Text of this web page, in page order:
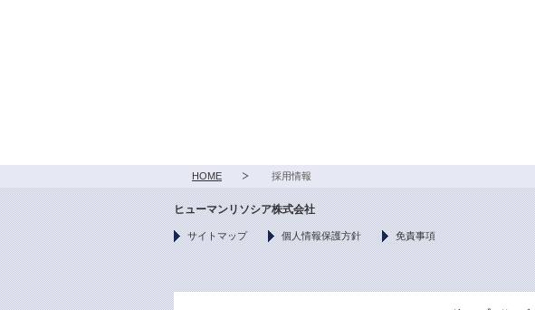
HOME 採用情報
ヒューマンリソシア株式会社
サイトマップ 個人情報保護方針 免責事項